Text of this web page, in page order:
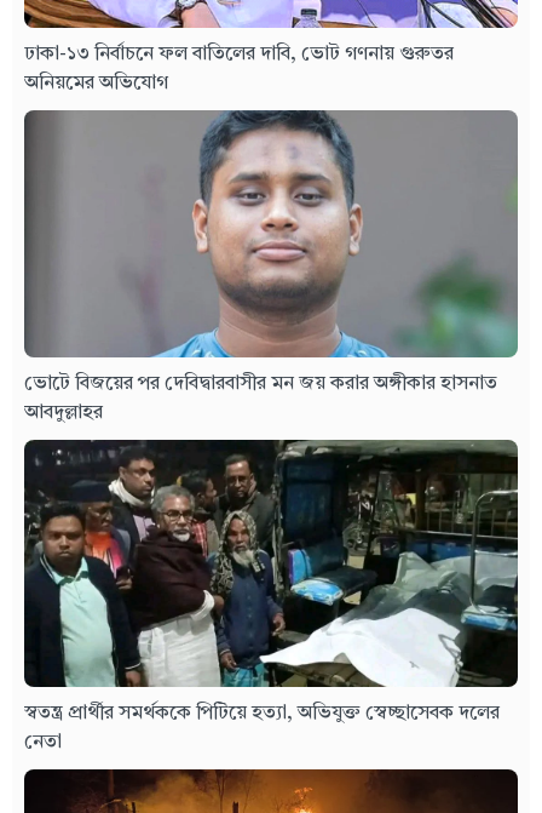
ঢাকা-১৩ নির্বাচনে ফল বাতিলের দাবি, ভোট গণনায় গুরুতর
অনিয়মের অভিযোগ
ভোটে বিজয়ের পর দেবিদ্বারবাসীর মন জয় করার অঙ্গীকার হাসনাত
আবদুল্লাহর
স্বতন্ত্র প্রার্থীর সমর্থককে পিটিয়ে হত্যা, অভিযুক্ত স্বেচ্ছাসেবক দলের
নেতা